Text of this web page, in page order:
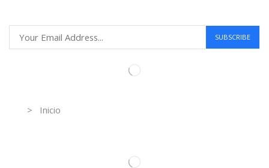
> Inicio